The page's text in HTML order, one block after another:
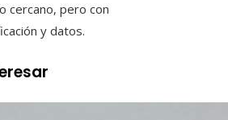
cercano, pero con
y datos.